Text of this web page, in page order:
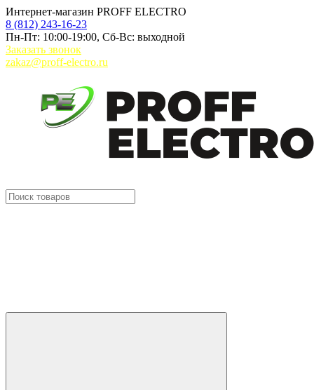
Интернет-магазин PROFF ELECTRO
8 (812) 243-16-23
Пн-Пт: 10:00-19:00, Сб-Вс: выходной
Заказать звонок
zakaz@proff-electro.ru